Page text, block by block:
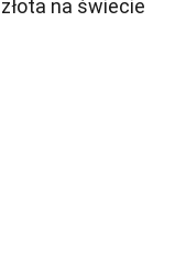
na świecie